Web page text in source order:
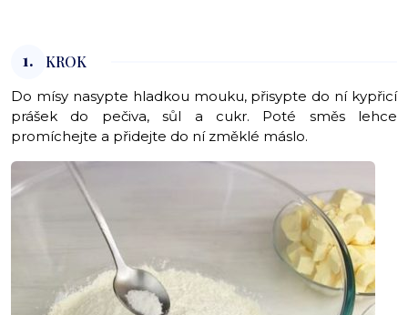
1. KROK
Do mísy nasypte hladkou mouku, přisypte do ní kypřicí
prášek do pečiva, sůl a cukr. Poté směs lehce
promíchejte a přidejte do ní změklé máslo.